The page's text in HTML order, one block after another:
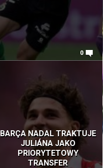
0
BARÇA NADAL TRAKTUJE
JULIÁNA JAKO
PRIORYTETOWY
TRANSFER